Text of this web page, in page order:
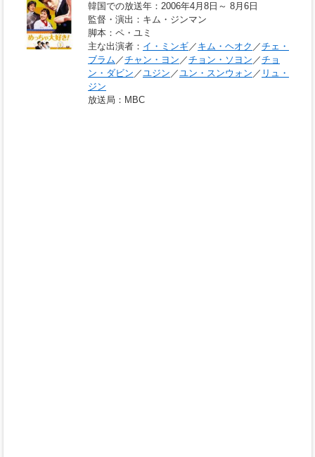
韓国での放送年 ：2006年4月8日～ 8月6日
監督・演出 ：キム・ジンマン
脚本 ：ペ・ユミ
主な出演者 ： イ・ミンギ／ キム・ヘオク ／チェ・
ブラム ／チャン・ヨン ／チョン・ソヨン ／チョ
ン・ダビン ／ユジン ／ユン・スンウォン ／ リュ・
ジン
放送局 ：MBC